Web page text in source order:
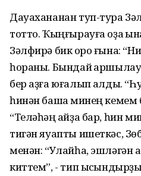
Дауахананан туп-тура
тотто. Ҡыңғырауға оҙаҡ
Зәлфирә бик ҡоро ғына:
һораны. Бындай
бер аҙға юғалып ҡалды.
һинән башҡа минең кемем
“Теләһәң ҡайҙа бар, һин
тигән яуапты ишеткәс,
менән: “Улайһа, эшләгән
киттем”, - тип